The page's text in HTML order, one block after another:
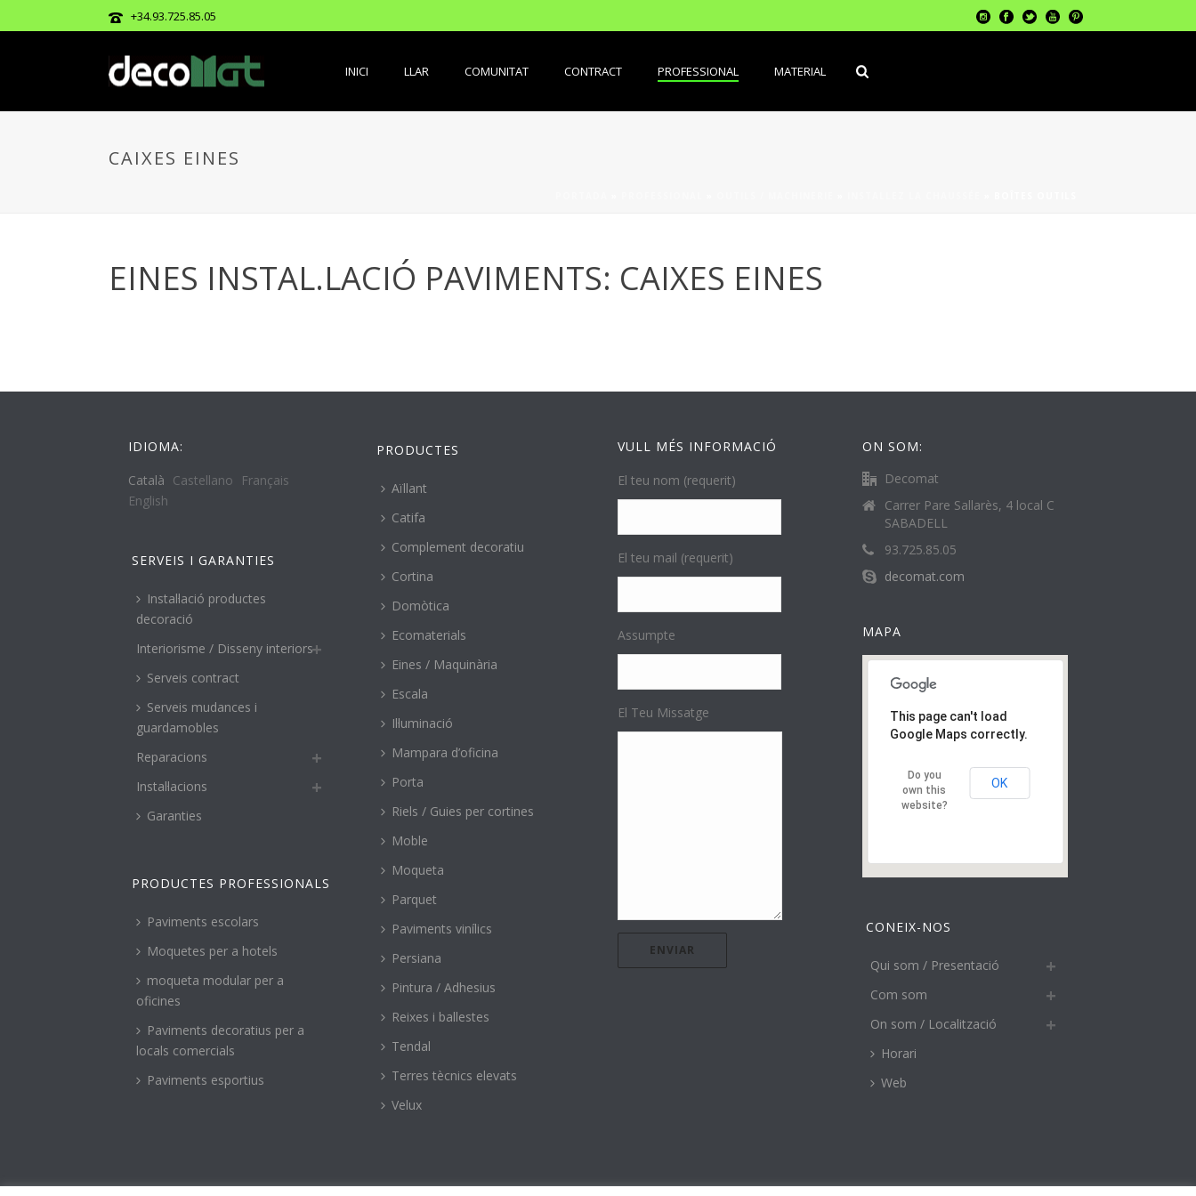
+34.93.725.85.05
INICI LLAR COMUNITAT CONTRACT PROFESSIONAL MATERIAL
CAIXES EINES
EINES INSTAL.LACIÓ PAVIMENTS: CAIXES EINES
IDIOMA:
Català Castellano
Français
English
SERVEIS I GARANTIES
Instal·lació productes
decoració
Interiorisme / Disseny interiors
Serveis contract
Serveis mudances i
guardamobles
Reparacions
Instal·lacions
Garanties
PRODUCTES PROFESSIONALS
Paviments escolars
Moquetes per a hotels
moqueta modular per a
oficines
Paviments decoratius per a
locals comercials
Paviments esportius
PRODUCTES
Aïllant
Catifa
Complement decoratiu
Cortina
Domòtica
Ecomaterials
Eines / Maquinària
Escala
Il·luminació
Mampara d’oficina
Porta
Riels / Guies per cortines
Moble
Moqueta
Parquet
Paviments vinílics
Persiana
Pintura / Adhesius
Reixes i ballestes
Tendal
Terres tècnics elevats
Velux
VULL MÉS INFORMACIÓ
El teu nom (requerit)
El teu mail (requerit)
Assumpte
El Teu Missatge
ON SOM:
Decomat
Carrer Pare Sallarès, 4 local C
SABADELL
93.725.85.05
decomat.com
MAPA
This page can't load
Google Maps correctly.
Do you
own this
website?
OK
CONEIX-NOS
Qui som / Presentació
Com som
On som / Localització
Horari
Web